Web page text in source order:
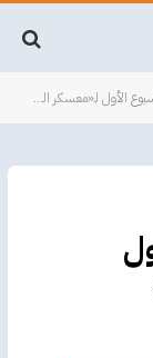
لـ«معسكر المجند الصغير»